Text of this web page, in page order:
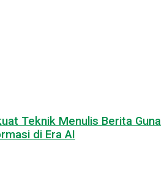
Teknik Menulis Berita Guna
di Era AI